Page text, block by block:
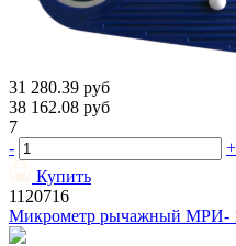
31 280.39 руб
38 162.08 руб
7
-
+
Купить
1120716
Микрометр рычажный МРИ-